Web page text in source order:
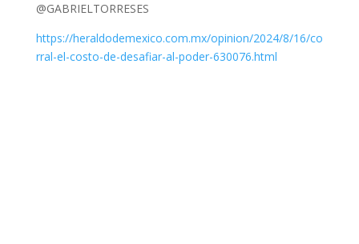
@GABRIELTORRESES
https://heraldodemexico.com.mx/opinion/2024/8/16/co
rral-el-costo-de-desafiar-al-poder-630076.html